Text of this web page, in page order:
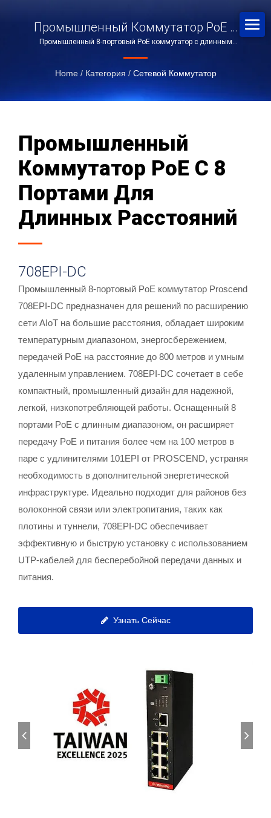
Промышленный Коммутатор PoE С
8 Портами Для Длинных
Расстояний
Промышленный 8-портовый PoE коммутатор с длинным
Home / Категория / Сетевой Коммутатор
Промышленный
Коммутатор PoE С 8
Портами Для
Длинных Расстояний
708EPI-DC
Промышленный 8-портовый PoE коммутатор Proscend
708EPI-DC предназначен для решений по расширению
сети AIoT на большие расстояния, обладает широким
температурным диапазоном, энергосбережением,
передачей PoE на расстояние до 800 метров и умным
удаленным управлением. 708EPI-DC сочетает в себе
компактный, промышленный дизайн для надежной,
легкой, низкопотребляющей работы. Оснащенный 8
портами PoE с длинным диапазоном, он расширяет
передачу PoE и питания более чем на 100 метров в
паре с удлинителями 101EPI от PROSCEND, устраняя
необходимость в дополнительной энергетической
инфраструктуре. Идеально подходит для районов без
волоконной связи или электропитания, таких как
плотины и туннели, 708EPI-DC обеспечивает
эффективную и быструю установку с использованием
UTP-кабелей для бесперебойной передачи данных и
питания.
Узнать Сейчас